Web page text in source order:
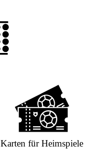
Karten für Heimspiele